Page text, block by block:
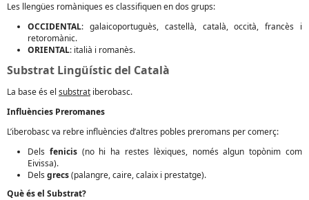
Les llengües romàniques es classifiquen en dos grups:
OCCIDENTAL: galaicoportuguès, castellà, català, occità, francès i
retoromànic.
ORIENTAL: italià i romanès.
Substrat Lingüístic del Català
La base és el substrat iberobasc.
Influències Preromanes
L’iberobasc va rebre influències d’altres pobles preromans per comerç:
Dels fenicis(no hi ha restes lèxiques, només algun topònim com
Eivissa).
Dels grecs(palangre, caire, calaix i prestatge).
Què és el Substrat?